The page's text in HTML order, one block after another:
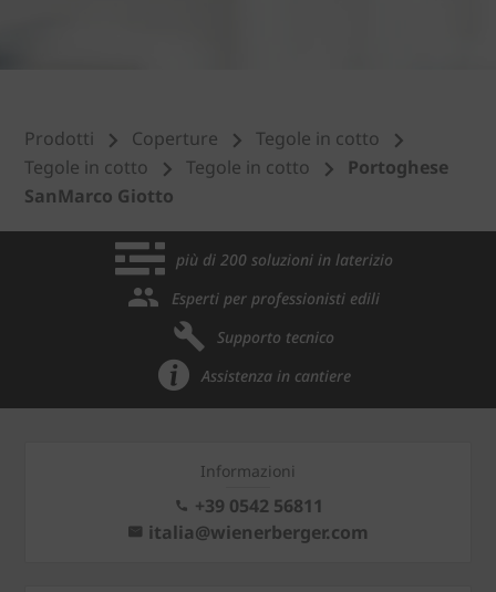
Prodotti Coperture
Tegole in cotto
Tegole in cotto
Tegole in cotto
Portoghese
SanMarco Giotto
più di 200 soluzioni in laterizio
Esperti per professionisti edili
Supporto tecnico
Assistenza in cantiere
Informazioni
+39 0542 56811
italia@wienerberger.com